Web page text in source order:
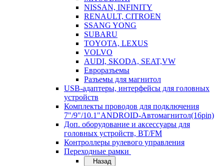
NISSAN, INFINITY
RENAULT, CITROEN
SSANG YONG
SUBARU
TOYOTA, LEXUS
VOLVO
AUDI, SKODA, SEAT,VW
Евроразъемы
Разъемы для магнитол
USB-адаптеры, интерфейсы для головных
устройств
Комплекты проводов для подключения
7"/9"/10.1"ANDROID-Автомагнитол(16pin)
Доп. оборудование и аксессуары для
головных устройств, BT/FM
Контроллеры рулевого управления
Переходные рамки
Назад